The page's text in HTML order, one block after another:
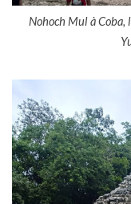
Nohoch Mul à